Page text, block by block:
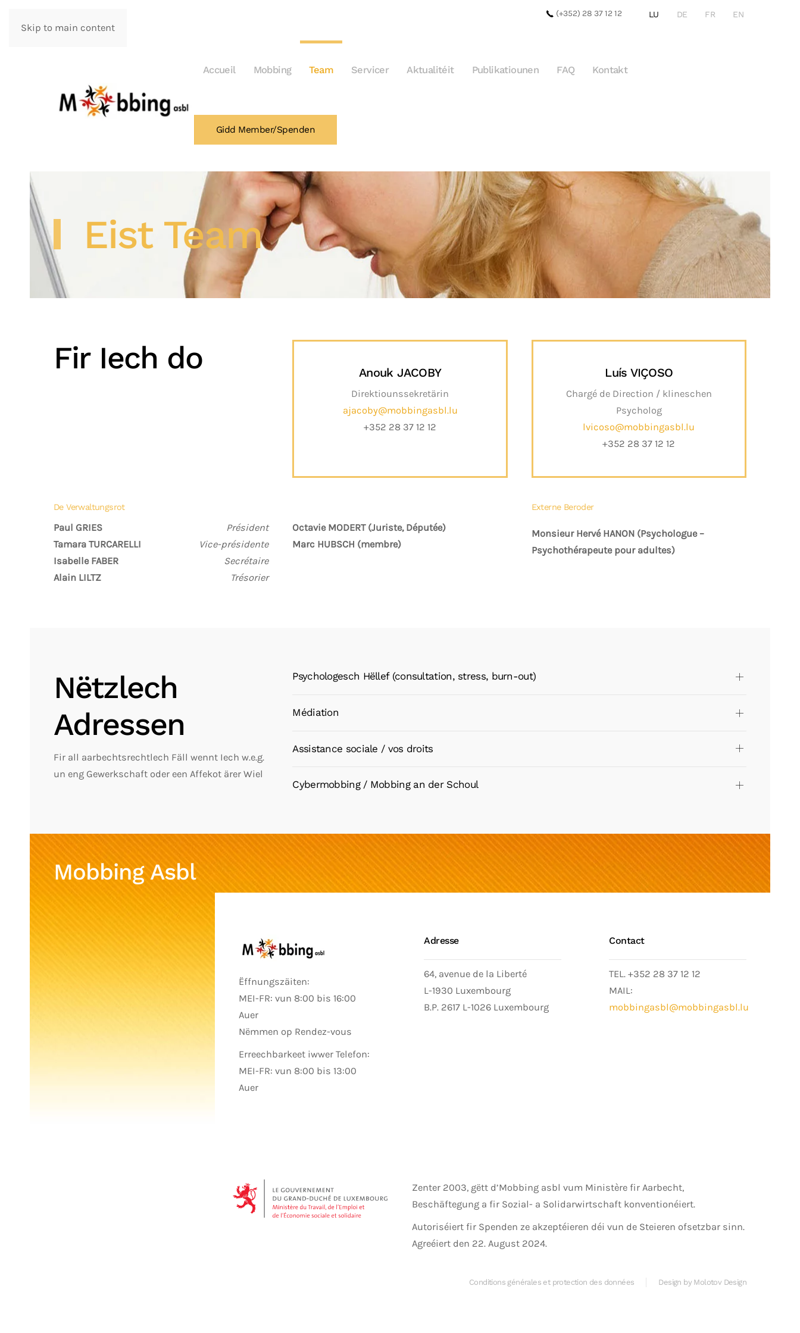
Skip to main content
(+352) 28 37 12 12 LU DE FR EN
Accueil Mobbing Team Servicer Aktualitéit Publikatiounen FAQ Kontakt
Gidd Member/Spenden
Eist Team
Fir Iech do Anouk JACOBY
Direktiounssekretärin
ajacoby@mobbingasbl.lu
+352 28 37 12 12
Luís VIÇOSO
Chargé de Direction / klineschen
Psycholog
lvicoso@mobbingasbl.lu
+352 28 37 12 12
De Verwaltungsrot
Paul GRIES
Président
Tamara TURCARELLI
Vice-présidente
Isabelle FABER
Secrétaire
Alain LILTZ
Trésorier
Octavie MODERT (Juriste, Députée)
Marc HUBSCH (membre)
Externe Beroder
Monsieur Hervé HANON (Psychologue –
Psychothérapeute pour adultes)
Nëtzlech
Adressen
Fir all aarbechtsrechtlech Fäll wennt Iech w.e.g.
un eng Gewerkschaft oder een Affekot ärer Wiel
Psychologesch Hëllef (consultation, stress, burn-out)
Médiation
Assistance sociale / vos droits
Cybermobbing / Mobbing an der Schoul
Mobbing Asbl
Ëffnungszäiten:
MEI-FR: vun 8:00 bis 16:00
Auer
Nëmmen op Rendez-vous
Erreechbarkeet iwwer Telefon:
MEI-FR: vun 8:00 bis 13:00
Auer
Adresse
64, avenue de la Liberté
L-1930 Luxembourg
B.P. 2617 L-1026 Luxembourg
Contact
TEL. +352 28 37 12 12
MAIL:
mobbingasbl@mobbingasbl.lu
Zenter 2003, gëtt d’Mobbing asbl vum Ministère fir Aarbecht,
Beschäftegung a fir Sozial- a Solidarwirtschaft konventionéiert.
Autoriséiert fir Spenden ze akzeptéieren déi vun de Steieren ofsetzbar sinn.
Agreéiert den 22. August 2024.
Conditions générales et protection des données Design by Molotov Design